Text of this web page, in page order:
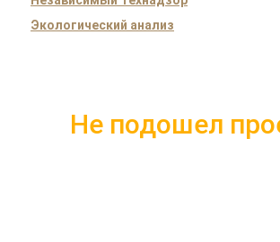
Экологический анализ
Не подошел